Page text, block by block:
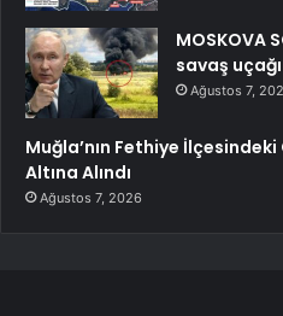
MOSKOVA
savaş
Ağustos 7,
Muğla’nın Fethiye
Altına Alındı
Ağustos 7, 2026